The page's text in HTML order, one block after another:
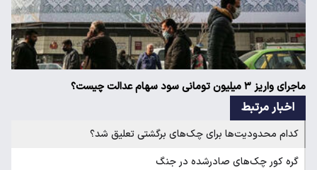
ماجرای واریز ۳ میلیون تومانی سود سهام عدالت چیست؟
اخبار مرتبط
کدام محدودیت‌ها برای چک‌های برگشتی تعلیق شد؟
گره کور چک‌های صادرشده در جنگ